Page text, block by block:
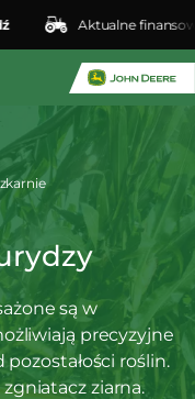
Aktualne
są w
precyzyjne
roślin.
ziarna.